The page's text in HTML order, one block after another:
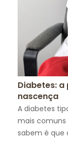
Diabetes:
nascença
A diabetes
mais comuns
sabem é que